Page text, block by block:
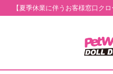
【夏季休業に伴うお客様窓口ク